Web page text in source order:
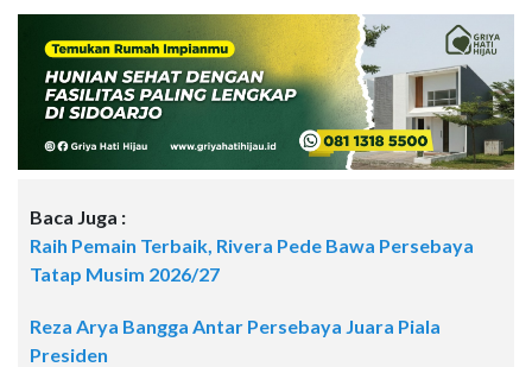
Baca Juga :
Raih Pemain Terbaik, Rivera Pede Bawa Persebaya
Tatap Musim 2026/27
Reza Arya Bangga Antar Persebaya Juara Piala
Presiden